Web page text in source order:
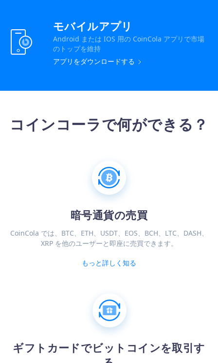
モバイルアプリ
Android または IOS 用の CoinCola アプリで市場
のトップを維持
アプリをダウンロードする
コインコーラで何ができる？
暗号通貨の売買
CoinCola では、BTC、ETH、USDT、EOS、BCH、LTC、DASH、
XRP を他のユーザーと即座に売買できます。
もっと詳しく知る
ギフトカードでビットコインを取引す